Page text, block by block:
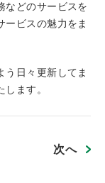
などのサービスを
ービスの魅力をま
う日々更新してま
ます。
次へ